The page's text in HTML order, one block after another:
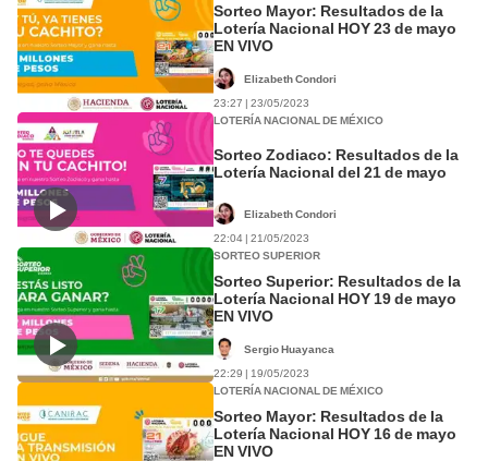
Sorteo Mayor: Resultados de la
Lotería Nacional HOY 23 de mayo
EN VIVO
Elizabeth Condori
23:27 | 23/05/2023
LOTERÍA NACIONAL DE MÉXICO
Sorteo Zodiaco: Resultados de la
Lotería Nacional del 21 de mayo
Elizabeth Condori
22:04 | 21/05/2023
SORTEO SUPERIOR
Sorteo Superior: Resultados de la
Lotería Nacional HOY 19 de mayo
EN VIVO
Sergio Huayanca
22:29 | 19/05/2023
LOTERÍA NACIONAL DE MÉXICO
Sorteo Mayor: Resultados de la
Lotería Nacional HOY 16 de mayo
EN VIVO